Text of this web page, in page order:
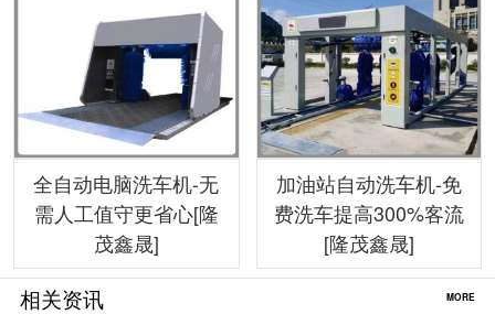
全自动电脑洗车机-无
需人工值守更省心[隆
茂鑫晟]
加油站自动洗车机-免
费洗车提高300%客流
[隆茂鑫晟]
相关资讯 MORE